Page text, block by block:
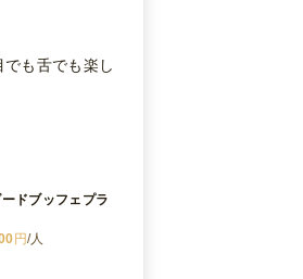
も舌でも楽し
ドブッフェプラ
円/人